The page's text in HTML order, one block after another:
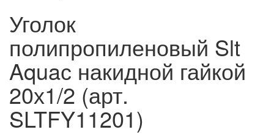
Уголок
полипропиленовый Slt
Aquaс накидной гайкой
20х1/2 (арт.
SLTFY11201)